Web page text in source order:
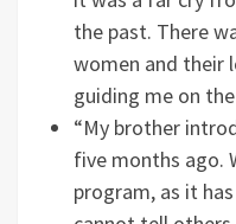
the past. There
women and their
guiding me on
“My brother
five months ago.
program, as it